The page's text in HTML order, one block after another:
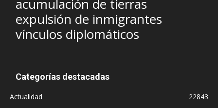
acumulación de tierras
expulsión de inmigrantes
vínculos diplomáticos
Categorías destacadas
Actualidad
22843